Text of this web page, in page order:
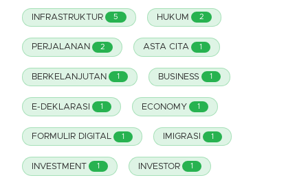
INFRASTRUKTUR 5 HUKUM 2
PERJALANAN 2 ASTA CITA 1
BERKELANJUTAN 1 BUSINESS 1
E-DEKLARASI 1 ECONOMY 1
FORMULIR DIGITAL 1 IMIGRASI 1
INVESTMENT 1 INVESTOR 1